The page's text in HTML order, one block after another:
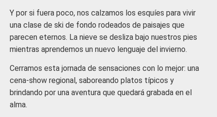
Y por si fuera poco, nos calzamos los esquíes para vivir
una clase de ski de fondo rodeados de paisajes que
parecen eternos. La nieve se desliza bajo nuestros pies
mientras aprendemos un nuevo lenguaje del invierno.
Cerramos esta jornada de sensaciones con lo mejor: una
cena-show regional, saboreando platos típicos y
brindando por una aventura que quedará grabada en el
alma.